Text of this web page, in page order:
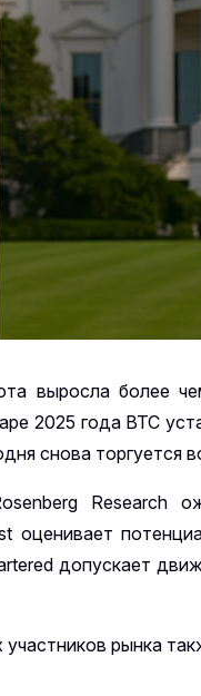
выросла более
2025 года BTC
снова торгуется
оценивает
допускает
рынка